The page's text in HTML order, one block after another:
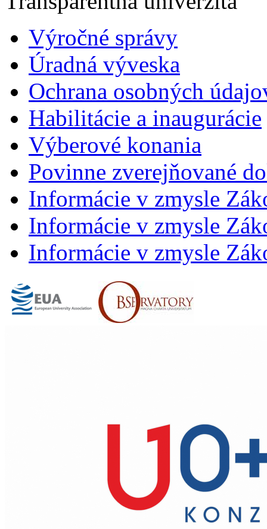
Výročné správy
Úradná výveska
Ochrana osobných
Habilitácie a inaugurácie
Výberové konania
Povinne zverejňované
Informácie v zmysle
Informácie v zmysle
Informácie v zmysle